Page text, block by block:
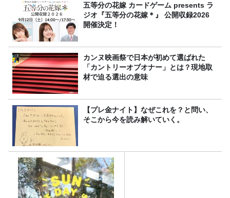
五等分の花嫁 カードゲーム presents ラ
ジオ『五等分の花嫁＊』 公開収録2026
開催決定！
カンヌ映画祭で日本が初めて選ばれた
「カントリーオブオナー」とは？現地取
材で迫る選出の意味
【プレ金ナイト】なぜこれを？と問い、
そこから今を読み解いていく。